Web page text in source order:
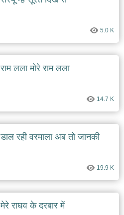
5.0 K
राम लला मोरे राम लला
14.7 K
डाल रही वरमाला अब तो जानकी
19.9 K
मेरे राघव के दरबार में